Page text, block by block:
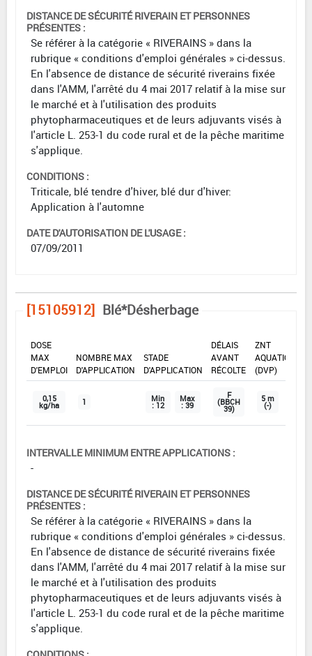
DISTANCE DE SÉCURITÉ RIVERAIN ET PERSONNES
PRÉSENTES :
Se référer à la catégorie « RIVERAINS » dans la
rubrique « conditions d'emploi générales » ci-dessus.
En l'absence de distance de sécurité riverains fixée
dans l'AMM, l'arrêté du 4 mai 2017 relatif à la mise sur
le marché et à l'utilisation des produits
phytopharmaceutiques et de leurs adjuvants visés à
l'article L. 253-1 du code rural et de la pêche maritime
s'applique.
CONDITIONS :
Triticale, blé tendre d'hiver, blé dur d'hiver:
Application à l'automne
DATE D'AUTORISATION DE L'USAGE :
07/09/2011
[15105912] Blé*Désherbage
DOSE
MAX
D'EMPLOI
NOMBRE MAX
D'APPLICATION
STADE
D'APPLICATION
DÉLAIS
AVANT
RÉCOLTE
ZNT
AQUATIQUE
(DVP)
0,15
kg/ha 1 Min
: 12
Max
: 39
F
(BBCH
39)
5 m
(-)
INTERVALLE MINIMUM ENTRE APPLICATIONS :
-
DISTANCE DE SÉCURITÉ RIVERAIN ET PERSONNES
PRÉSENTES :
Se référer à la catégorie « RIVERAINS » dans la
rubrique « conditions d'emploi générales » ci-dessus.
En l'absence de distance de sécurité riverains fixée
dans l'AMM, l'arrêté du 4 mai 2017 relatif à la mise sur
le marché et à l'utilisation des produits
phytopharmaceutiques et de leurs adjuvants visés à
l'article L. 253-1 du code rural et de la pêche maritime
s'applique.